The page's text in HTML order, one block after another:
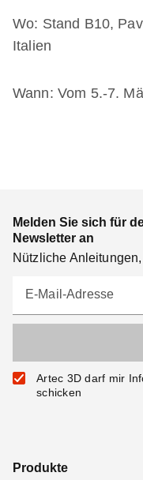
Wo: Stand B10,
Italien
Wann: Vom 5.-7.
Melden Sie sich für
Newsletter an
Nützliche
E-Mail-Adresse
Artec 3D darf mir
schicken
Produkte